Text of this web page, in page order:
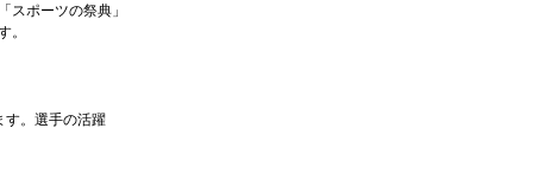
ポーツの祭典」
。
す。選手の活躍